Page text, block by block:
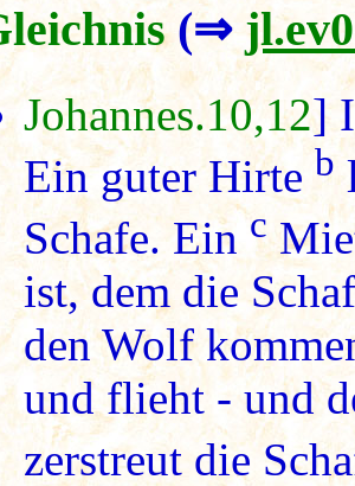
(⇒
Johannes.10,12]
Ein guter Hirte b
Schafe. Ein c
ist, dem die
den Wolf
und flieht - und
zerstreut die